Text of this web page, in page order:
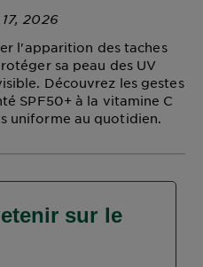
2026
l'apparition des taches
sa peau des UV
Découvrez les gestes
SPF50+ à la vitamine C
uniforme au quotidien.
sur le